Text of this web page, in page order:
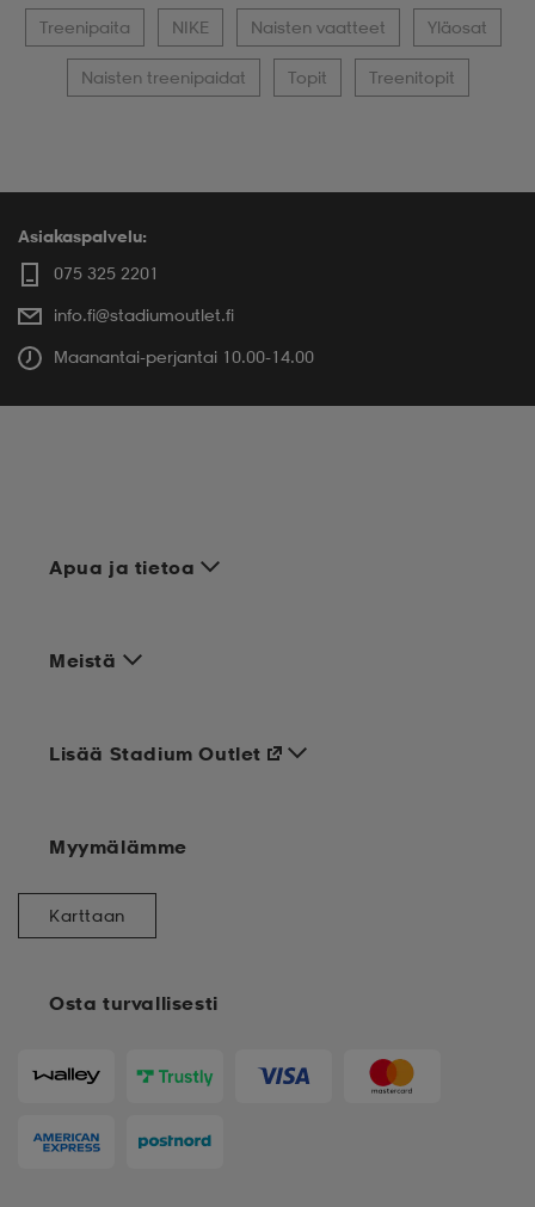
Treenipaita NIKE Naisten vaatteet Yläosat
Naisten treenipaidat Topit Treenitopit
Asiakaspalvelu:
075 325 2201
info.fi@stadiumoutlet.fi
Maanantai-perjantai 10.00-14.00
Apua ja tietoa
Meistä
Osta turvallisesti
Lisää Stadium Outlet
Myymälämme
Karttaan